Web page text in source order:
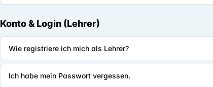
Konto & Login (Lehrer)
Wie registriere ich mich als Lehrer?
Ich habe mein Passwort vergessen.